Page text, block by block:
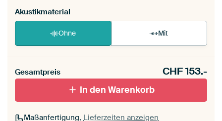
Akustikmaterial
Ohne Mit
Gesamtpreis CHF153.-
In den Warenkorb
Maßanfertigung, Lieferzeiten anzeigen